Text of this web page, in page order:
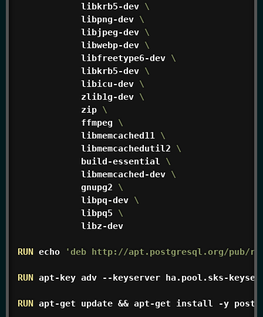
            libkrb5-dev
\
            libpng-dev
\
            libjpeg-dev
\
            libwebp-dev
\
            libfreetype6-dev
\
            libkrb5-dev
\
            libicu-dev
\
            zlib1g-dev
\
            zip
\
            ffmpeg
\
            libmemcached11
\
            libmemcachedutil2
\
            build-essential
\
            libmemcached-dev
\
            gnupg2
\
            libpq-dev
\
            libpq5
\
            libz-dev
RUN echo 'deb http://apt.postgresql.org/pub/
RUN apt-key adv --keyserver ha.pool.sks-
RUN apt-get update && apt-get install -y